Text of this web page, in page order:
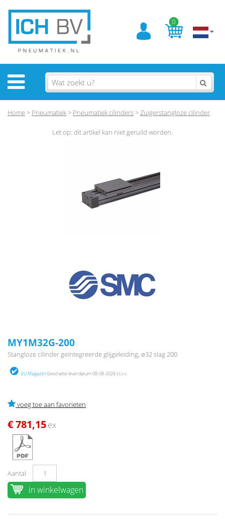
0
Home> Pneumatiek> Pneumatiek cilinders>Zuigerstangloze cilinder
Let op: dit artikel kan niet geruild worden.
MY1M32G-200
Stangloze cilinder geïntegreerde glijgeleiding, ø32 slag 200
EU MagazijnGeschatte leverdatum 08-08-2026 t.t.v.v.
voeg toe aan favorieten
€ 781,15ex
Aantal
in winkelwagen